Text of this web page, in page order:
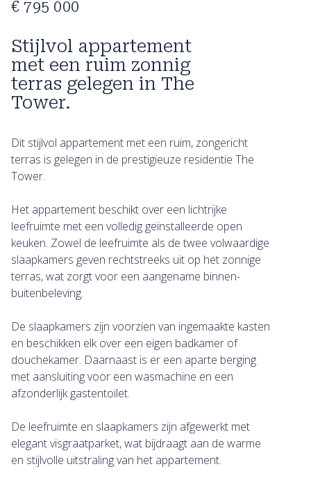
Stijlvol appartement
met een ruim zonnig
terras gelegen in The
Tower.
€ 795 000
Dit stijlvol appartement met een ruim, zongericht
terras is gelegen in de prestigieuze residentie The
Tower.
Het appartement beschikt over een lichtrijke
leefruimte met een volledig geïnstalleerde open
keuken. Zowel de leefruimte als de twee volwaardige
slaapkamers geven rechtstreeks uit op het zonnige
terras, wat zorgt voor een aangename binnen-
buitenbeleving.
De slaapkamers zijn voorzien van ingemaakte kasten
en beschikken elk over een eigen badkamer of
douchekamer. Daarnaast is er een aparte berging
met aansluiting voor een wasmachine en een
afzonderlijk gastentoilet.
De leefruimte en slaapkamers zijn afgewerkt met
elegant visgraatparket, wat bijdraagt aan de warme
en stijlvolle uitstraling van het appartement.